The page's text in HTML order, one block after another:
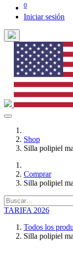
0
Iniciar sesión
Shop
Silla polipiel
Comprar
Silla polipiel
TARIFA 2026
Todos los
Silla polipiel